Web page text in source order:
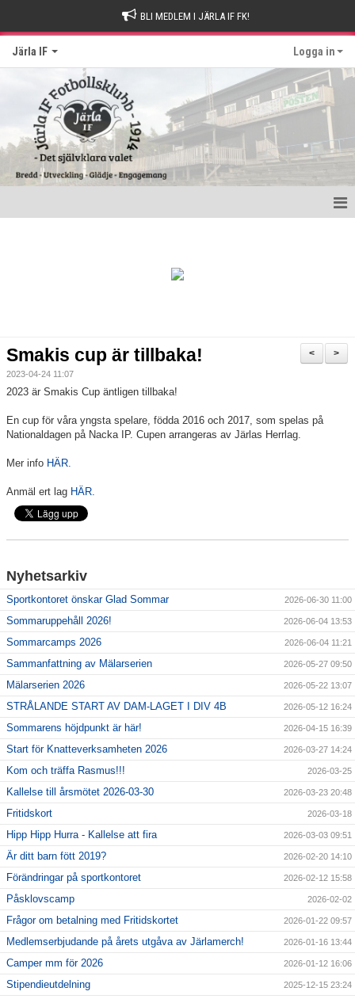
BLI MEDLEM I JÄRLA IF FK!
Järla IF Logga in
Trygg förening
Sponsorer
Utbildningar
Stipendier
Styrelse och Årsmöte
Kvalitetsklubb
>
<
Smakis cup är tillbaka!
2023-04-24 11:07
2023 är Smakis Cup äntligen tillbaka!
En cup för våra yngsta spelare, födda 2016 och 2017, som spelas på
Nationaldagen på Nacka IP. Cupen arrangeras av Järlas Herrlag.
Mer info HÄR.
Anmäl ert lag HÄR.
Nyhetsarkiv
Sportkontoret önskar Glad Sommar 2026-06-30 11:00
Sommaruppehåll 2026! 2026-06-04 13:53
Sommarcamps 2026 2026-06-04 11:21
Sammanfattning av Mälarserien 2026-05-27 09:50
Mälarserien 2026 2026-05-22 13:07
STRÅLANDE START AV DAM-LAGET I DIV 4B 2026-05-12 16:24
Sommarens höjdpunkt är här! 2026-04-15 16:39
Start för Knatteverksamheten 2026 2026-03-27 14:24
Kom och träffa Rasmus!!! 2026-03-25
Kallelse till årsmötet 2026-03-30 2026-03-23 20:48
Fritidskort 2026-03-18
Hipp Hipp Hurra - Kallelse att fira 2026-03-03 09:51
Är ditt barn fött 2019? 2026-02-20 14:10
Förändringar på sportkontoret 2026-02-12 15:58
Påsklovscamp 2026-02-02
Frågor om betalning med Fritidskortet 2026-01-22 09:57
Medlemserbjudande på årets utgåva av Järlamerch! 2026-01-16 13:44
Camper mm för 2026 2026-01-12 16:06
Stipendieutdelning 2025-12-15 23:24